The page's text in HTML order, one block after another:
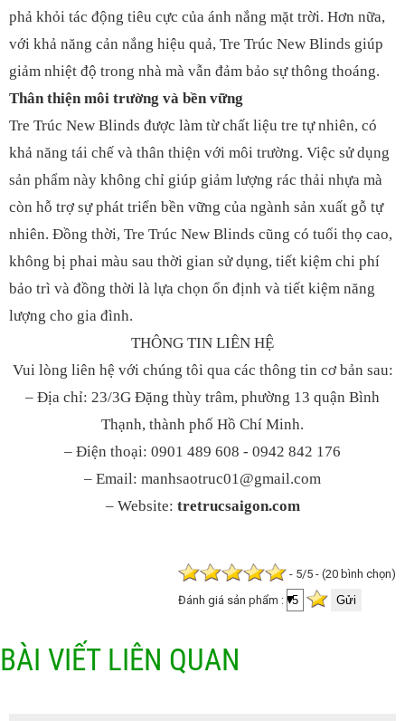
phả khỏi tác động tiêu cực của ánh nắng mặt trời. Hơn nữa,
với khả năng cản nắng hiệu quả, Tre Trúc New Blinds giúp
giảm nhiệt độ trong nhà mà vẫn đảm bảo sự thông thoáng.
Thân thiện môi trường và bền vững
Tre Trúc New Blinds được làm từ chất liệu tre tự nhiên, có
khả năng tái chế và thân thiện với môi trường. Việc sử dụng
sản phẩm này không chỉ giúp giảm lượng rác thải nhựa mà
còn hỗ trợ sự phát triển bền vững của ngành sản xuất gỗ tự
nhiên. Đồng thời, Tre Trúc New Blinds cũng có tuổi thọ cao,
không bị phai màu sau thời gian sử dụng, tiết kiệm chi phí
bảo trì và đồng thời là lựa chọn ổn định và tiết kiệm năng
lượng cho gia đình.
THÔNG TIN LIÊN HỆ
Vui lòng liên hệ với chúng tôi qua các thông tin cơ bản sau:
– Địa chỉ: 23/3G Đặng thùy trâm, phường 13 quận Bình
Thạnh, thành phố Hồ Chí Minh.
– Điện thoại: 0901 489 608 - 0942 842 176
– Email: manhsaotruc01@gmail.com
– Website: tretrucsaigon.com
- 5/5 - (20 bình chọn)
Đánh giá sản phẩm :
BÀI VIẾT LIÊN QUAN